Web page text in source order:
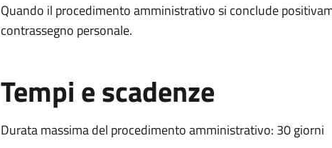
Quando il procedimento amministrativo si conclude
contrassegno personale.
Tempi e scadenze
Durata massima del procedimento amministrativo: 30 giorni